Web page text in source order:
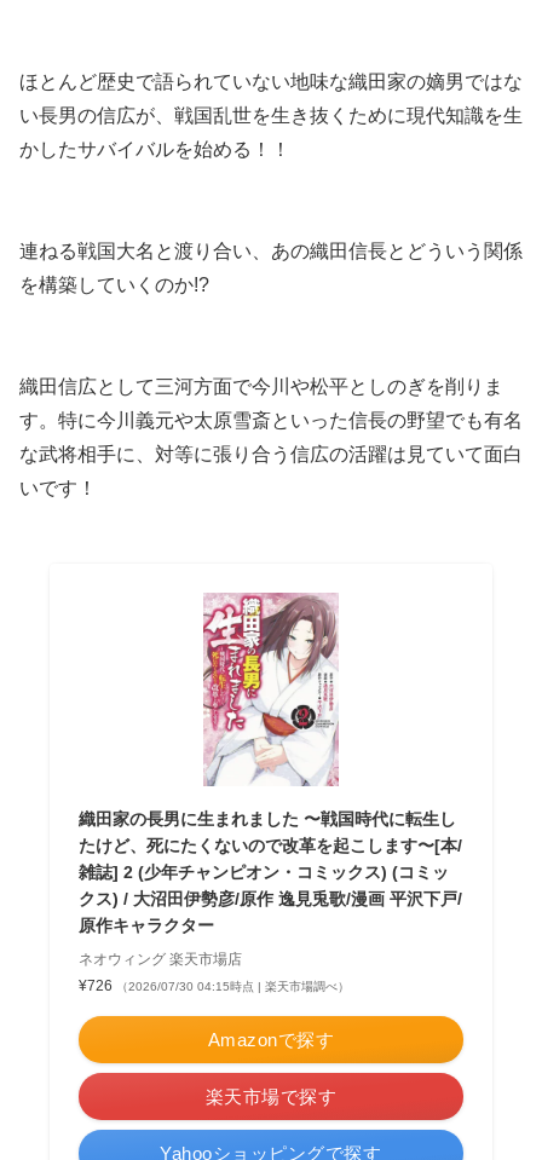
ほとんど歴史で語られていない地味な織田家の嫡男ではな
い長男の信広が、戦国乱世を生き抜くために現代知識を生
かしたサバイバルを始める！！
連ねる戦国大名と渡り合い、あの織田信長とどういう関係
を構築していくのか!?
織田信広として三河方面で今川や松平としのぎを削りま
す。特に今川義元や太原雪斎といった信長の野望でも有名
な武将相手に、対等に張り合う信広の活躍は見ていて面白
いです！
織田家の長男に生まれました 〜戦国時代に転生し
たけど、死にたくないので改革を起こします〜[本/
雑誌] 2 (少年チャンピオン・コミックス) (コミッ
クス) / 大沼田伊勢彦/原作 逸見兎歌/漫画 平沢下戸/
原作キャラクター
ネオウィング 楽天市場店
¥726
（2026/07/30 04:15時点 | 楽天市場調べ）
Amazonで探す
楽天市場で探す
Yahooショッピングで探す